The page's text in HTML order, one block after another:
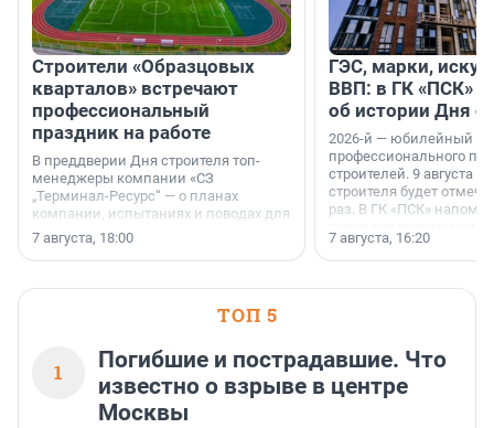
Строители «Образцовых
кварталов» встречают
профессиональный
праздник на работе
В преддверии Дня строителя топ-
менеджеры компании «СЗ
„Терминал-Ресурс“ — о планах
компании, испытаниях и поводах для
осторожного оптимизма.
7 августа, 18:00
ГЭС, марки,
ВВП: в ГК «ПСК»
об истории Дня
2026-й — юбилейный
профессионального
строителей. 9 августа
строителя будет
раз. В ГК «ПСК»
поменялась роль
7 августа, 16:20
ТОП 5
1
Погибшие и пострадавшие. Что
известно о взрыве в центре
Москвы